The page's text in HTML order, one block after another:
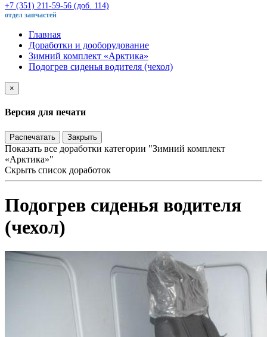
+7 (351) 211-59-56 (доб. 114)
отдел запчастей
Главная
Доработки и дооборудование
Зимний комплект «Арктика»
Подогрев сиденья водителя (чехол)
×
Версия для печати
Распечатать Закрыть
Показать все доработки категории "Зимний комплект
«Арктика»"
Скрыть список доработок
Подогрев сиденья водителя
(чехол)